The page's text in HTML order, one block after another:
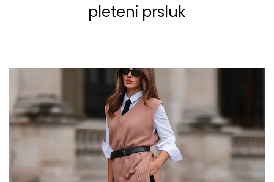
pleteni prsluk